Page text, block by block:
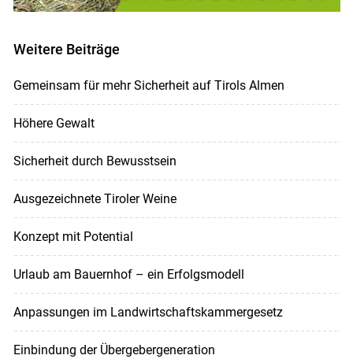
Weitere Beiträge
Gemeinsam für mehr Sicherheit auf Tirols Almen
Höhere Gewalt
Sicherheit durch Bewusstsein
Ausgezeichnete Tiroler Weine
Konzept mit Potential
Urlaub am Bauernhof – ein Erfolgsmodell
Anpassungen im Landwirtschaftskammergesetz
Einbindung der Übergebergeneration